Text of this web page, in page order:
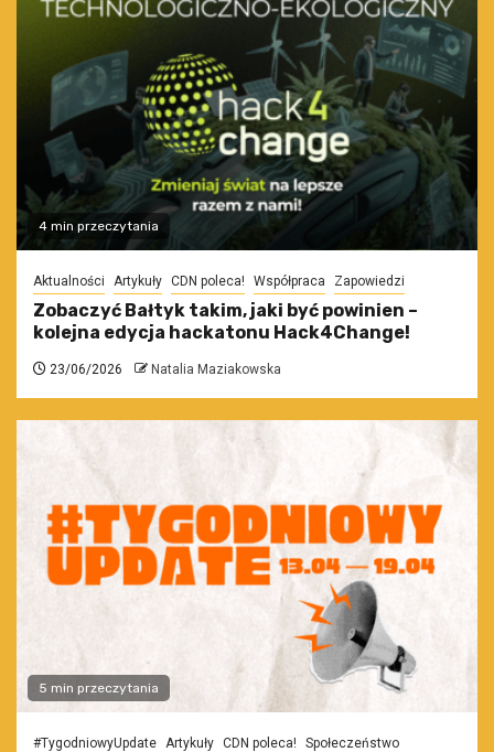
4 min przeczytania
Aktualności Artykuły CDN poleca! Współpraca Zapowiedzi
Zobaczyć Bałtyk takim, jaki być powinien –
kolejna edycja hackatonu Hack4Change!
23/06/2026 Natalia Maziakowska
5 min przeczytania
#TygodniowyUpdate Artykuły CDN poleca! Społeczeństwo